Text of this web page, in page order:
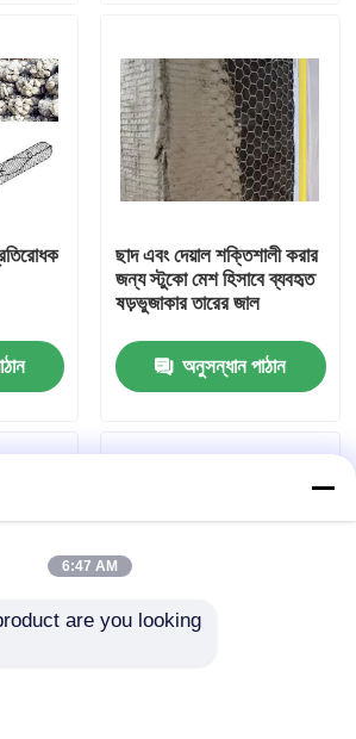
ছাদ এবং দেয়াল শক্তিশালী করার
জন্য স্টুকো মেশ হিসাবে ব্যবহৃত
ষড়ভুজাকার তারের জাল
অনুসন্ধান পাঠান
6:47 AM
are you looking